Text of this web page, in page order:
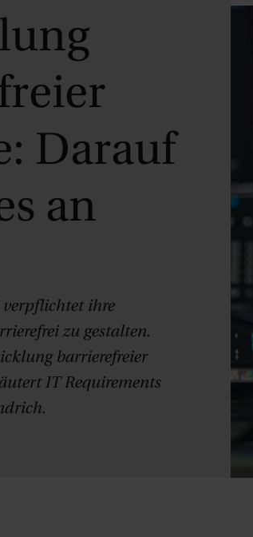
Darauf
an
ihre
zu gestalten.
barrierefreier
IT Requirements